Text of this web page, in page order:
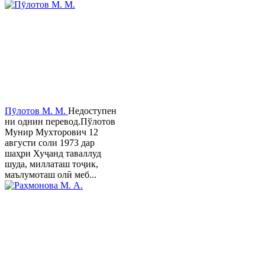
Пӯлотов М. М. Недоступен
ни однин перевод.Пўлотов
Мунир Мухторович 12
августи соли 1973 дар
шаҳри Хуҷанд таваллуд
шуда, миллаташ тоҷик,
маълумоташ олӣ меб...